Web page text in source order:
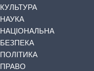
КУЛЬТУРА
НАУКА
НАЦІОНАЛЬНА
БЕЗПЕКА
ПОЛІТИКА
ПРАВО